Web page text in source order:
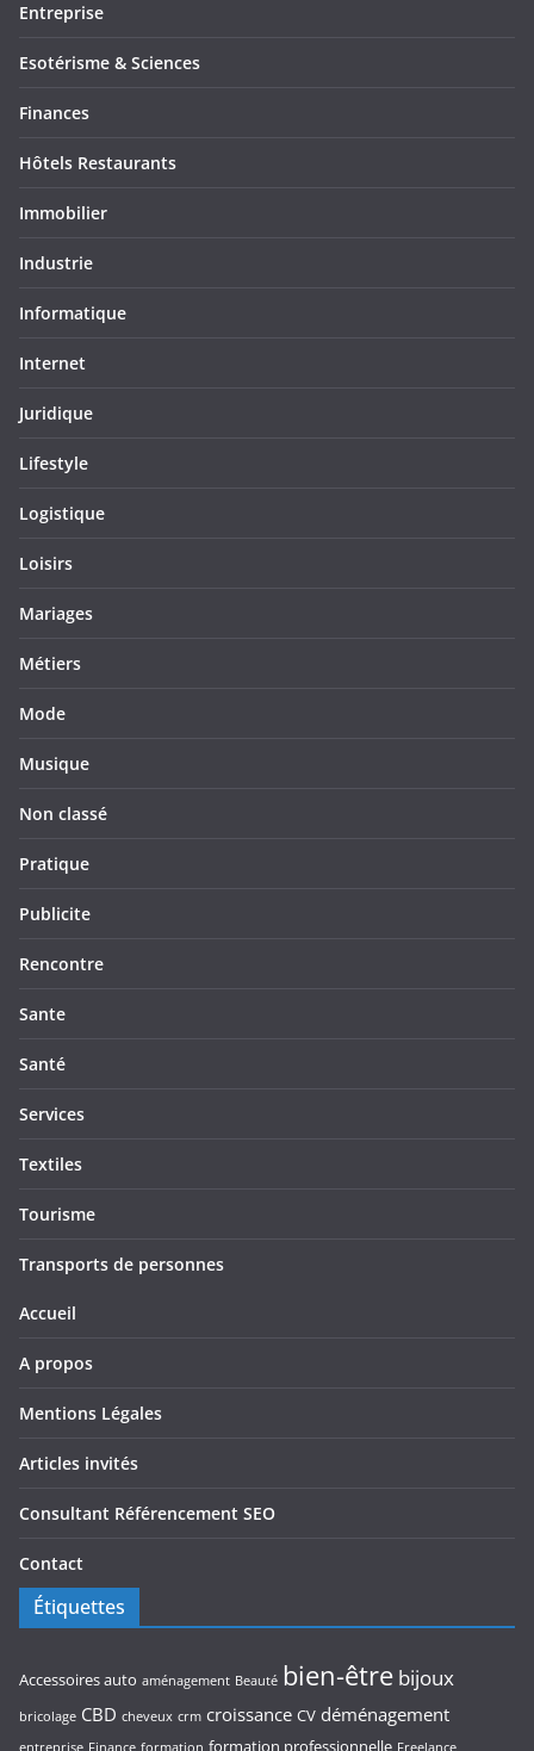
Entreprise
Esotérisme & Sciences
Finances
Hôtels Restaurants
Immobilier
Industrie
Informatique
Internet
Juridique
Lifestyle
Logistique
Loisirs
Mariages
Métiers
Mode
Musique
Non classé
Pratique
Publicite
Rencontre
Sante
Santé
Services
Textiles
Tourisme
Transports de personnes
Accueil
A propos
Mentions Légales
Articles invités
Consultant Référencement SEO
Contact
Étiquettes
Accessoires auto aménagement Beauté bien-être bijoux
bricolage CBD cheveux crm croissance CV déménagement
formation professionnelle